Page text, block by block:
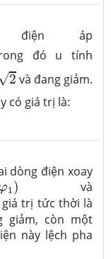
áp
đó u tính
2
2
và đang giảm.
có giá trị là:
dòng điện xoay
φ1)
) và
trị tức thời là
giảm, còn một
này lệch pha